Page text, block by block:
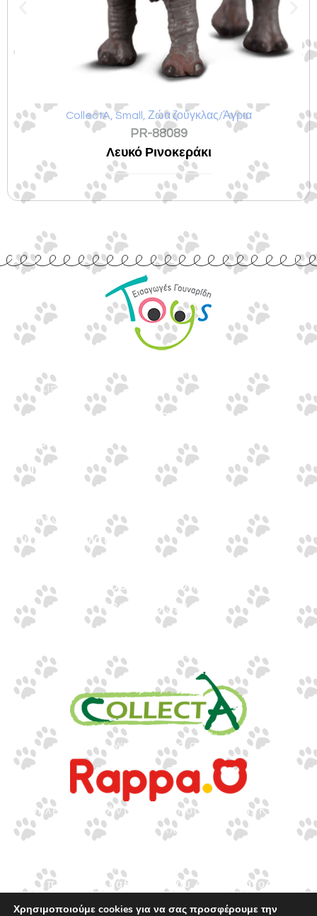
CollectA Small Ζώα ζούγκλας/Άγρια
PR-88089
Λευκό Ρινοκεράκι
Γουναρίδη
Quick Links
Αρχική
Προϊόντα
Τράπεζες
Επικοινωνία
Ιωνος Δραγούμη 14
+30 2310 277104
+30 2310 551560
info@gounaridis.com
www.collecta.gr
www.rappa.gr
Αποκλειστικός Αντιπρόσωπος Ελλάδα, Κύπρο,
Μάλτα & Αλβανία
επιφύλαξη κάθε νόμιμου δικαιώματος.
Χρησιμοποιούμε cookies για να σας προσφέρουμε την